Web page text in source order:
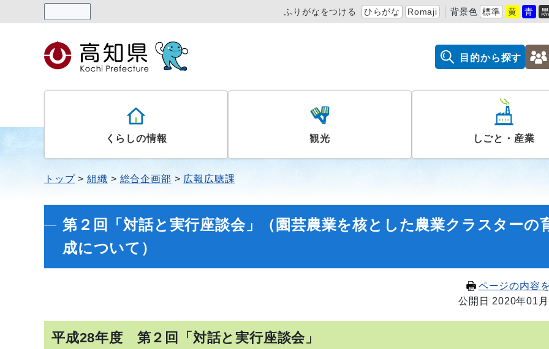
ふりがなをつける ひらがな Romaji 背景色 標準 黄 青
目的から探す
くらしの情報 観光 しごと・産業
トップ 組織 総合企画部 広報広聴課
第２回「対話と実行座談会」（園芸農業を核とした農業クラスターの
成について）
ページの内容
公開日 2020年01
平成28年度 第２回「対話と実行座談会」